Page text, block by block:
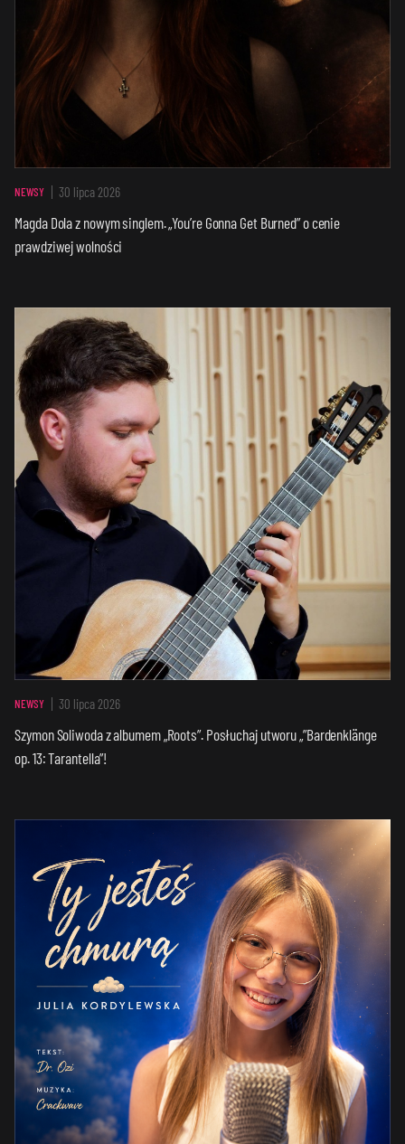
NEWSY 30 lipca 2026
Magda Dola z nowym singlem. „You’re Gonna Get Burned” o cenie
prawdziwej wolności
NEWSY 30 lipca 2026
Szymon Soliwoda z albumem „Roots”. Posłuchaj utworu „”Bardenklänge
op. 13: Tarantella”!